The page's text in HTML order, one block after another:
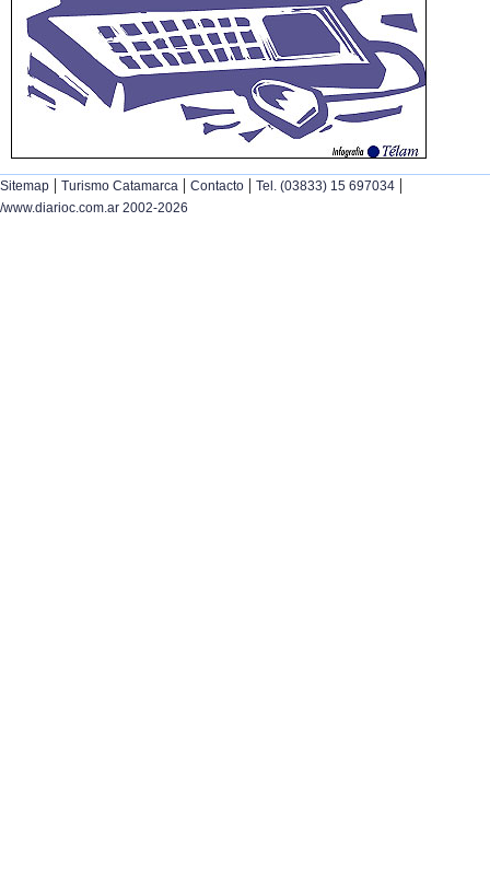
Sitemap | Turismo Catamarca | Contacto | Tel. (03833) 15 697034 |
/www.diarioc.com.ar 2002-2026